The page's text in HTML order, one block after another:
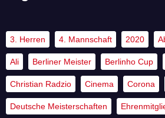
3. Herren 4. Mannschaft 2020
Ali Berliner Meister Berlinho Cup
Christian Radzio Cinema Corona
Deutsche Meisterschaften